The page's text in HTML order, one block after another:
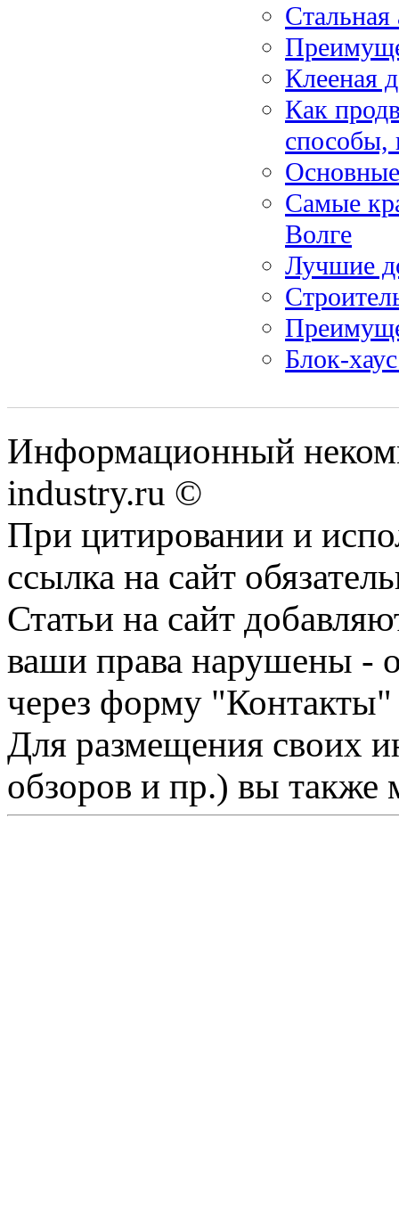
Стальная
Клееная
Как
способы,
Самые
Волге
Лучшие
Блок-
Информационный
industry.ru ©
При цитировании и
ссылка на сайт
Статьи на сайт
ваши права нарушены -
через форму "Контакты"
Для размещения своих
обзоров и пр.) вы также